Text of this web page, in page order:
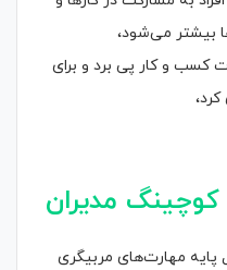
بیشتر می‌شود،
کسب و کار پی برد و برای
کوچینگ مدیران
مهارت‌های مربیگری